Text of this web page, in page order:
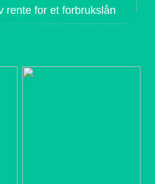
rente for et forbrukslån